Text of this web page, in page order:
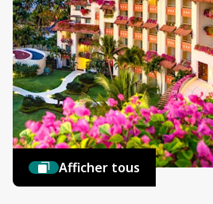
Afficher tous